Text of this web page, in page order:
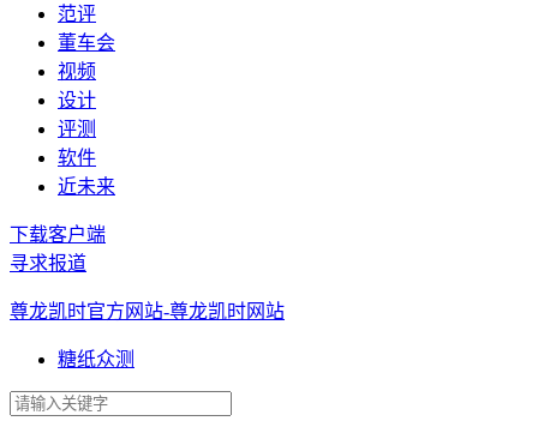
范评
董车会
视频
设计
评测
软件
近未来
下载客户端
寻求报道
尊龙凯时官方网站-尊龙凯时网站
糖纸众测